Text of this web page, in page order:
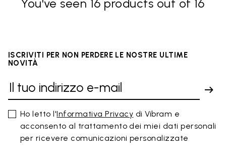
You've seen 16 products out of 16
ISCRIVITI PER NON PERDERE LE NOSTRE ULTIME
NOVITÀ
Ho letto l'Informativa Privacy di Vibram e
acconsento al trattamento dei miei dati personali
per ricevere comunicazioni personalizzate